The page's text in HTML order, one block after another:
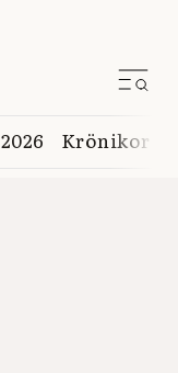
Krönikor